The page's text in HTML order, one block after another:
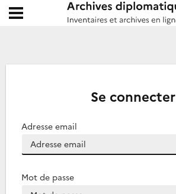
Archives diplomatiques
Ouvrir le menu déroulant
Se connecter
Adresse email
Mot de passe